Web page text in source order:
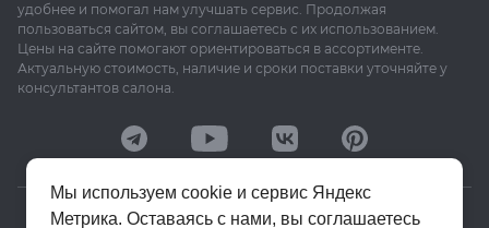
удобнее и помогал нам улучшать сервис. Продолжая
пользоваться сайтом, вы соглашаетесь с их использованием.
Цены на сайте помогают ориентироваться в ассортименте.
Актуальную стоимость, наличие и сроки поставки уточняйте у
консультантов салона.
Мы используем cookie и сервис Яндекс
Метрика. Оставаясь с нами, вы соглашаетесь